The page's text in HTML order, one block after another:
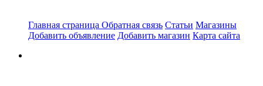
Главная страница Обратная связь Статьи Магазины
Добавить объявление Добавить магазин Карта сайта